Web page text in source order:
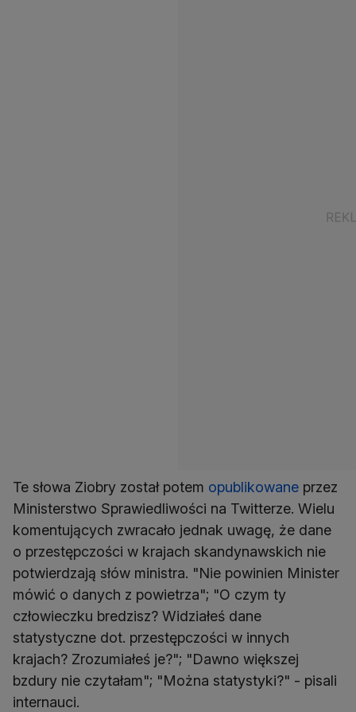
Te słowa Ziobry został potem opublikowane przez
Ministerstwo Sprawiedliwości na Twitterze. Wielu
komentujących zwracało jednak uwagę, że dane
o przestępczości w krajach skandynawskich nie
potwierdzają słów ministra. "Nie powinien Minister
mówić o danych z powietrza"; "O czym ty
człowieczku bredzisz? Widziałeś dane
statystyczne dot. przestępczości w innych
krajach? Zrozumiałeś je?"; "Dawno większej
bzdury nie czytałam"; "Można statystyki?" - pisali
internauci.